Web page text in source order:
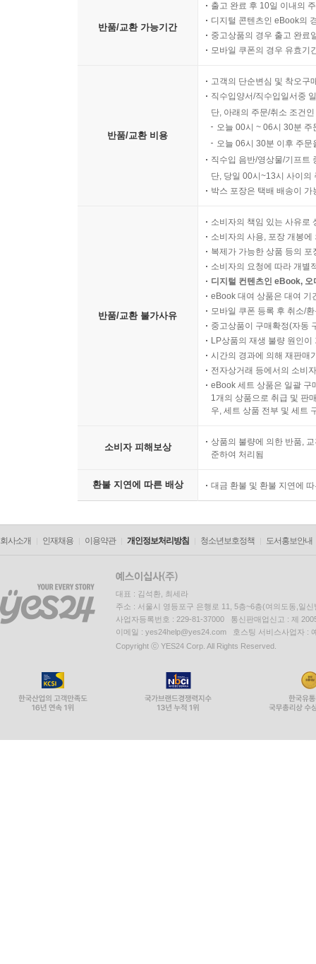
반품/교환 가능기간
출고 완료 후 10일 이내의
디지털 콘텐츠인 eBook의
중고상품의 경우 출고 완료
모바일 쿠폰의 경우 유효기
반품/교환 비용
고객의 단순변심 및 착오구
직수입양서/직수입일서중
단, 아래의 주문/취소 조건
오늘 00시 ~ 06시 30분
오늘 06시 30분 이후 주
직수입 음반/영상물/기프트
단, 당일 00시~13시 사이의
박스 포장은 택배 배송이
반품/교환 불가사유
소비자의 책임 있는 사유로
소비자의 사용, 포장 개봉
복제가 가능한 상품 등의
소비자의 요청에 따라 개별
디지털 컨텐츠인 eBook,
eBook 대여 상품은 대여 기
모바일 쿠폰 등록 후 취소/
중고상품이 구매확정(자동
LP상품의 재생 불량 원인
시간의 경과에 의해 재판매
전자상거래 등에서의 소비
eBook 세트 상품은 일괄 구
1개의 상품으로 취급 및 판
우, 세트 상품 전부 및 세트
소비자 피해보상
상품의 불량에 의한 반품,
준하여 처리됨
환불 지연에 따른 배상 대금 환불 및 환불 지연에
회사소개 인재채용 이용약관 개인정보처리방침 청소년보호정책 도서홍보안내
대표 : 김석환, 최세라
주소 : 서울시 영등포구 은행로 11, 5층~6층(여의도동,일신
사업자등록번호 : 229-81-37000 통신판매업신고 : 제
이메일 : yes24help@yes24.com 호스팅 서비스사업자 :
Copyright ⓒ YES24 Corp. All Rights Reserved.